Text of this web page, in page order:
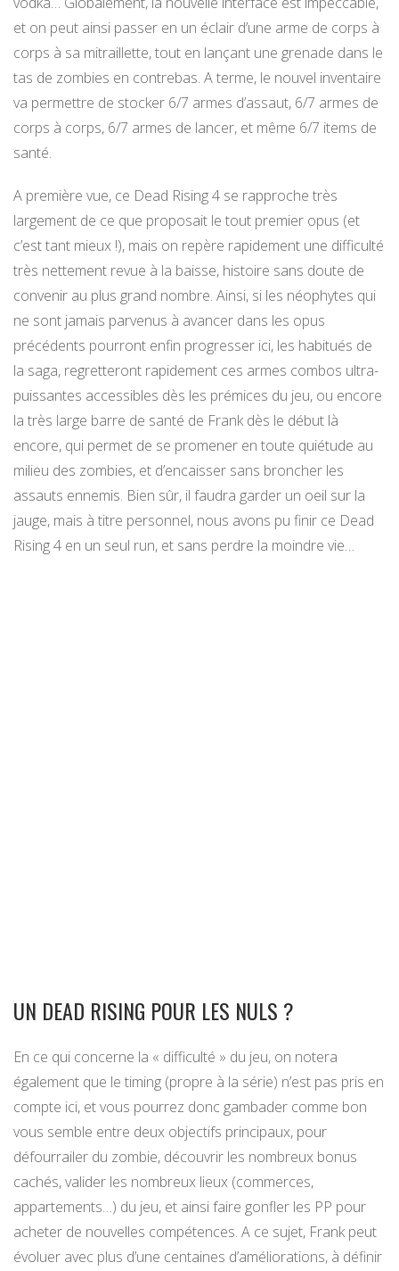
et on peut ainsi passer en un éclair d’une arme de corps à
corps à sa mitraillette, tout en lançant une grenade dans le
tas de zombies en contrebas. A terme, le nouvel inventaire
va permettre de stocker 6/7 armes d’assaut, 6/7 armes de
corps à corps, 6/7 armes de lancer, et même 6/7 items de
santé.
A première vue, ce Dead Rising 4 se rapproche très
largement de ce que proposait le tout premier opus (et
c’est tant mieux !), mais on repère rapidement une difficulté
très nettement revue à la baisse, histoire sans doute de
convenir au plus grand nombre. Ainsi, si les néophytes qui
ne sont jamais parvenus à avancer dans les opus
précédents pourront enfin progresser ici, les habitués de
la saga, regretteront rapidement ces armes combos ultra-
puissantes accessibles dès les prémices du jeu, ou encore
la très large barre de santé de Frank dès le début là
encore, qui permet de se promener en toute quiétude au
milieu des zombies, et d’encaisser sans broncher les
assauts ennemis. Bien sûr, il faudra garder un oeil sur la
jauge, mais à titre personnel, nous avons pu finir ce Dead
Rising 4 en un seul run, et sans perdre la moindre vie…
UN DEAD RISING POUR LES NULS ?
En ce qui concerne la « difficulté » du jeu, on notera
également que le timing (propre à la série) n’est pas pris en
compte ici, et vous pourrez donc gambader comme bon
vous semble entre deux objectifs principaux, pour
défourrailer du zombie, découvrir les nombreux bonus
cachés, valider les nombreux lieux (commerces,
appartements…) du jeu, et ainsi faire gonfler les PP pour
acheter de nouvelles compétences. A ce sujet, Frank peut
évoluer avec plus d’une centaines d’améliorations, à définir